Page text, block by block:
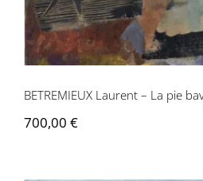
BETREMIEUX Laurent – La pie
700,00 €